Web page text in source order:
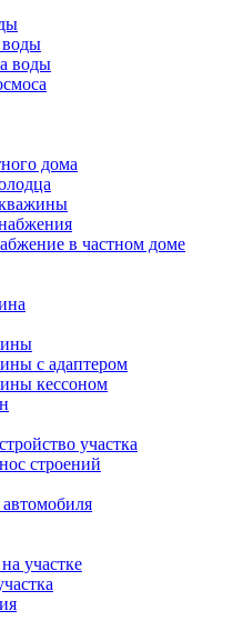
воды
воды
дома
в частном доме
с адаптером
кессоном
участка
строений
автомобиля
участке